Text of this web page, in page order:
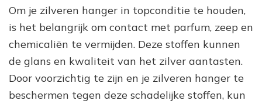
Om je zilveren hanger in topconditie te houden,
is het belangrijk om contact met parfum, zeep en
chemicaliën te vermijden. Deze stoffen kunnen
de glans en kwaliteit van het zilver aantasten.
Door voorzichtig te zijn en je zilveren hanger te
beschermen tegen deze schadelijke stoffen, kun